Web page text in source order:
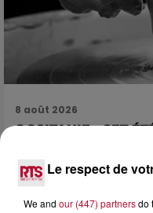
8 août 2026
OCCITANIE : CET
DANS LES
Marre des plages
? La Chambre de
Le respect de
We and our (447) partnersdo